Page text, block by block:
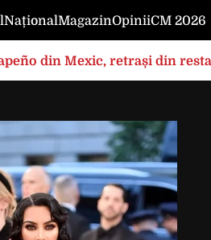
NaționalMagazinOpiniiCM 2026
din Mexic, retrași din